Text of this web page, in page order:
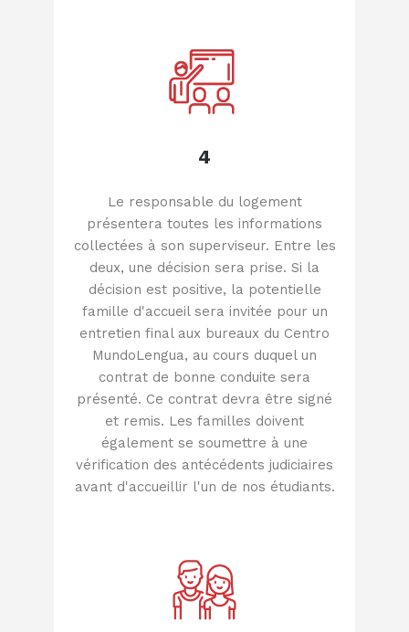
4
Le responsable du logement
présentera toutes les informations
collectées à son superviseur. Entre les
deux, une décision sera prise. Si la
décision est positive, la potentielle
famille d'accueil sera invitée pour un
entretien final aux bureaux du Centro
MundoLengua, au cours duquel un
contrat de bonne conduite sera
présenté. Ce contrat devra être signé
et remis. Les familles doivent
également se soumettre à une
vérification des antécédents judiciaires
avant d'accueillir l'un de nos étudiants.